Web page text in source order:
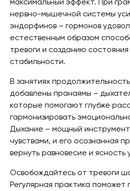
нервно-мышечной системы
эндорфинов – гормонов
естественным образом
тревоги и созданию
стабильности.
В занятиях
добавлены пранаямы –
которые помогают глубже
гармонизировать
Дыхание – мощный инструмент
чувствами, и его осознанная
вернуть равновесие и ясность
Освобождайтесь от тревоги
Регулярная практика поможет